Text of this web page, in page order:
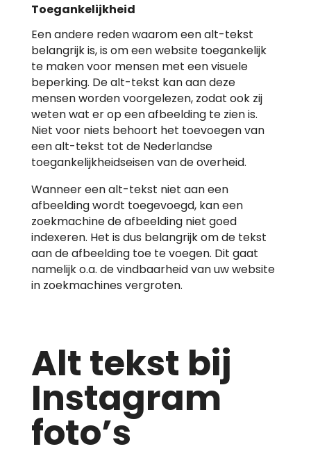
Toegankelijkheid
Een andere reden waarom een alt-tekst
belangrijk is, is om een website toegankelijk
te maken voor mensen met een visuele
beperking. De alt-tekst kan aan deze
mensen worden voorgelezen, zodat ook zij
weten wat er op een afbeelding te zien is.
Niet voor niets behoort het toevoegen van
een alt-tekst tot de Nederlandse
toegankelijkheidseisen van de overheid.
Wanneer een alt-tekst niet aan een
afbeelding wordt toegevoegd, kan een
zoekmachine de afbeelding niet goed
indexeren. Het is dus belangrijk om de tekst
aan de afbeelding toe te voegen. Dit gaat
namelijk o.a. de vindbaarheid van uw website
in zoekmachines vergroten.
Alt tekst bij
Instagram
foto’s